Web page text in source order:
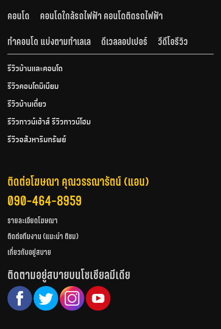
คอนโด
คอนโดใกล้รถไฟฟ้า คอนโดติดรถไฟฟ้า
ทำคอนโด แบ่งตามทำเลเล
ดีเวลลอปเปอร์ วีดีโอรีวิว
รีวิวบ้านและคอนโด
รีวิวคอนโดมิเนียม
รีวิวบ้านเดี่ยว
รีวิวทาวน์เฮ้าส์ รีวิวทาวน์โฮม
รีวิวอสังหาริมทรัพย์
ติดต่อโฆษณา คุณวรรณารัตน์ (แอน)
090-464-8959
รายละเอียดโฆษณา
ติดต่อทีมงาน (แนะนำ ติชม)
เกี่ยวกับอยู่สบาย
ติดตามอยู่สบายบนโซเชียลมีเดีย